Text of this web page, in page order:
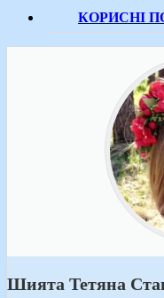
КОРИСНІ
Шията Тетяна